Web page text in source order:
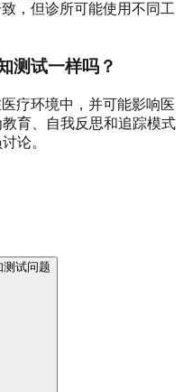
，但诊所可能使用不同工
测试一样吗？
疗环境中，并可能影响医
育、自我反思和追踪模式
论。
试问题